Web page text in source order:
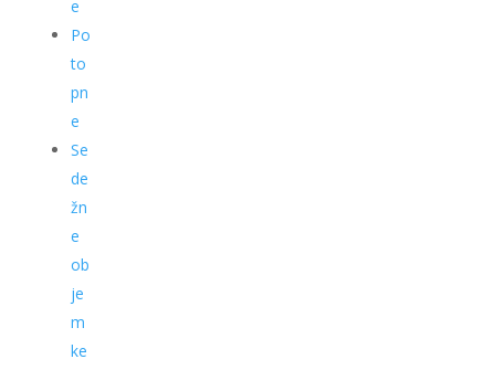
e
Po
to
pn
e
Se
de
žn
e
ob
je
m
ke